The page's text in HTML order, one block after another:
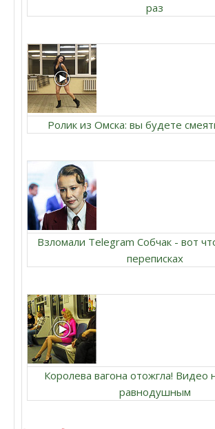
раз
Ролик из Омска: вы будете
Взломали Telegram Собчак - вот
переписках
Королева вагона отожгла! Видео
равнодушным